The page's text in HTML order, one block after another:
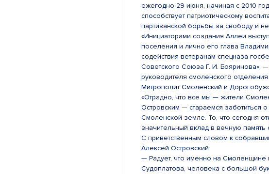
ежегодно 29 июня, начиная с 2010
способствует патриотическому
партизанской борьбы за свободу и
«Инициаторами создания Аллеи
поселения и лично его глава
содействия ветеранам спецназа
Советского Союза Г. И. Бояринова»,
руководителя смоленского
Митрополит Смоленский и
«Отрадно, что все мы — жители
Островским — стараемся заботиться
Смоленской земле. То, что сегодня
значительный вклад в вечную память
С приветственным словом к
Алексей Островский:
— Радует, что именно на Смоленщине
Судоплатова, человека с большой